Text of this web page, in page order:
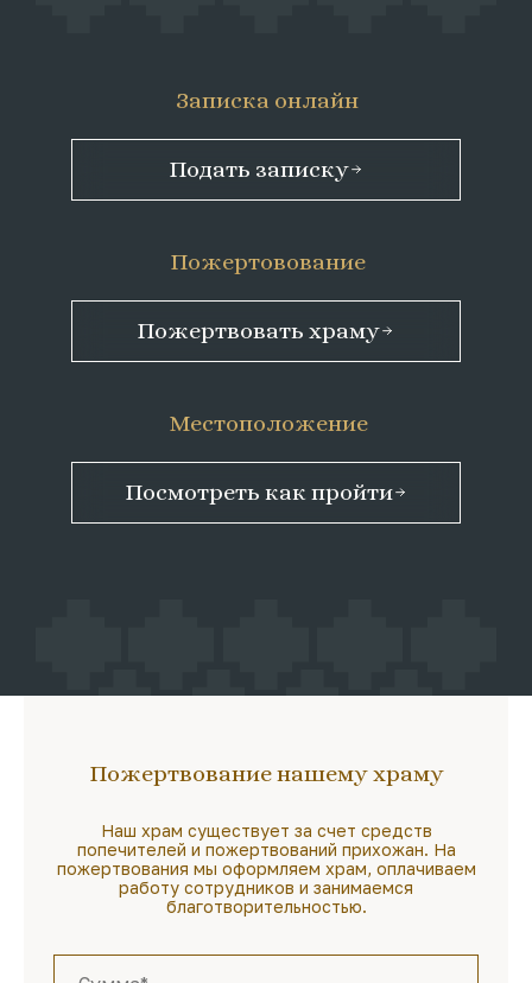
Посмотреть как пройти
Пожертвовать храму
Подать записку
Местоположение
Пожертовование
Записка онлайн
Пожертвование нашему храму
Наш храм существует за счет средств
попечителей и пожертвований прихожан. На
пожертвования мы оформляем храм, оплачиваем
работу сотрудников и занимаемся
благотворительностью.